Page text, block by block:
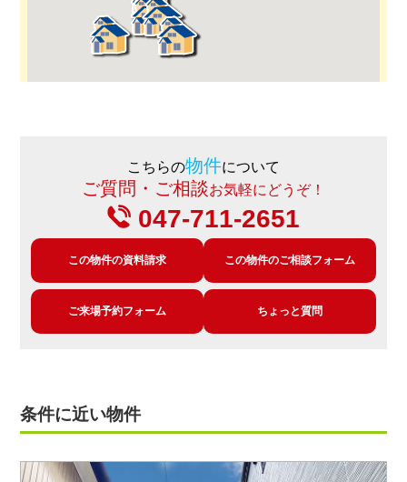
こちらの物件について
ご質問・ご相談お気軽にどうぞ！
047-711-2651
この物件の資料請求 この物件のご相談フォーム
ご来場予約フォーム ちょっと質問
条件に近い物件